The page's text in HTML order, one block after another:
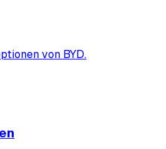
von BYD.